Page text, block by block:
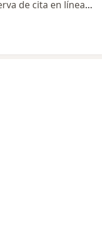
Este especialista no ofrece reserva de cita en línea en esta dirección.